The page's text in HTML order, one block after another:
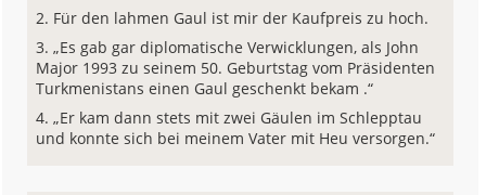
Für den lahmen Gaul ist mir der Kaufpreis zu hoch.
„Es gab gar diplomatische Verwicklungen, als John
Major 1993 zu seinem 50. Geburtstag vom Präsidenten
Turkmenistans einen Gaul geschenkt bekam .“
„Er kam dann stets mit zwei Gäulen im Schlepptau
und konnte sich bei meinem Vater mit Heu versorgen.“